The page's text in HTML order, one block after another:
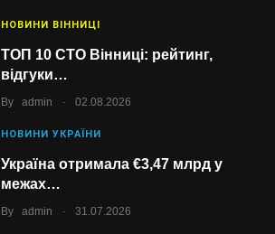
НОВИНИ ВІННИЦІ
ТОП 10 СТО Вінниці: рейтинг,
відгуки…
By admin . 02.08.2026
НОВИНИ УКРАЇНИ
Україна отримала €3,47 млрд у
межах…
By admin . 31.07.2026